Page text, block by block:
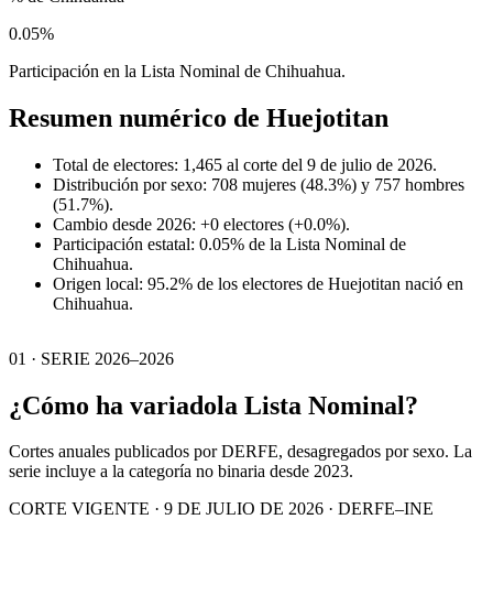
0.05%
Participación en la Lista Nominal de Chihuahua.
Resumen numérico de Huejotitan
Total de electores: 1,465 al corte del 9 de julio de 2026.
Distribución por sexo: 708 mujeres (48.3%) y 757 hombres
(51.7%).
Cambio desde 2026: +0 electores (+0.0%).
Participación estatal: 0.05% de la Lista Nominal de
Chihuahua.
Origen local: 95.2% de los electores de Huejotitan nació en
Chihuahua.
01 · SERIE 2026–2026
¿Cómo ha variadola Lista Nominal?
Cortes anuales publicados por DERFE, desagregados por sexo. La
serie incluye a la categoría no binaria desde 2023.
CORTE VIGENTE · 9 DE JULIO DE 2026 · DERFE–INE